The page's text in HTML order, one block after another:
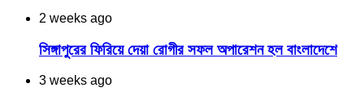
2 weeks ago
সিঙ্গাপুরের ফিরিয়ে দেয়া রোগীর সফল অপারেশন হল বাংলাদেশে
3 weeks ago